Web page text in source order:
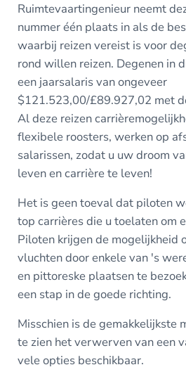
Ruimtevaartingenieur neemt
nummer één plaats in als de
waarbij reizen vereist is voor
rond willen reizen. Degenen in
een jaarsalaris van ongeveer
$121.523,00/£89.927,02 met
Al deze reizen
flexibele roosters, werken op
salarissen, zodat u uw droom
leven en carrière te leven!
Het is geen toeval dat piloten
top carrières die u toelaten om
Piloten krijgen de mogelijkheid
vluchten door enkele van 's
en pittoreske plaatsen te
een stap in de goede richting.
Misschien is de gemakkelijkste
te zien het verwerven van een
vele opties beschikbaar.